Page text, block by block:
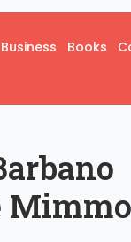
Business Books
Mimmo